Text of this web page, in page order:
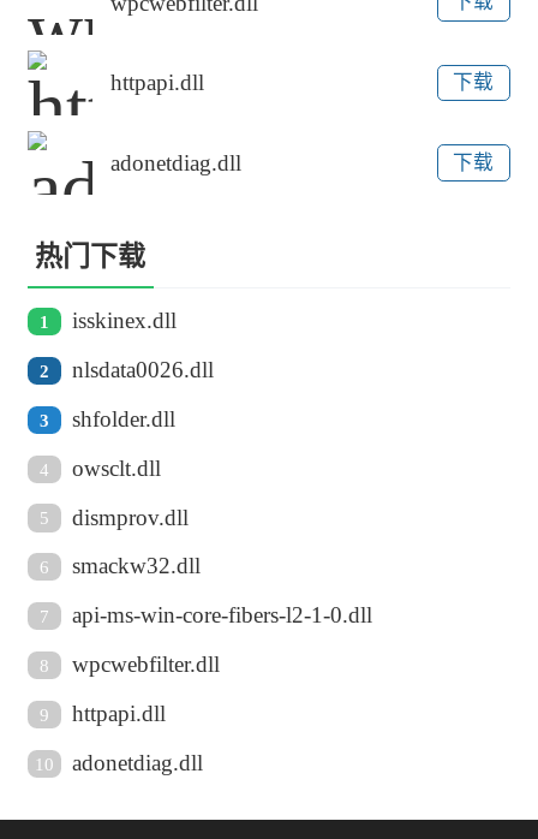
httpapi.dll 下载
adonetdiag.dll 下载
热门下载
1 isskinex.dll
2 nlsdata0026.dll
3 shfolder.dll
4 owsclt.dll
5 dismprov.dll
6 smackw32.dll
7 api-ms-win-core-fibers-l2-1-0.dll
8 wpcwebfilter.dll
9 httpapi.dll
10 adonetdiag.dll